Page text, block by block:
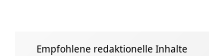
Empfohlene redaktionelle Inhalte